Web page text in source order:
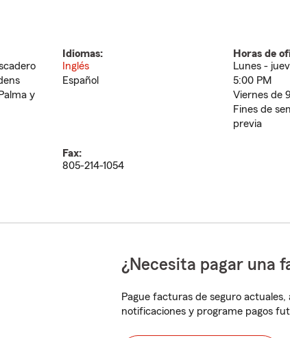
y
Idiomas:
Inglés
Español
Horas de
Lunes -
5:00 PM
Viernes de
Fines de
previa
Fax:
805-214-1054
¿Necesita pagar una
Pague facturas de seguro actuales,
notificaciones y programe pagos